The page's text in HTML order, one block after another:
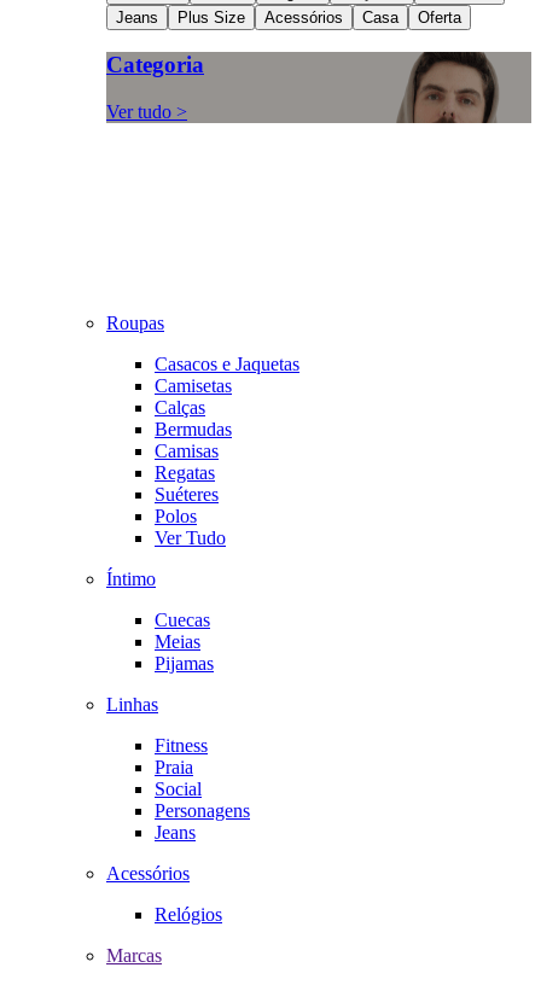
Jeans
Plus Size Acessórios Casa Oferta
Categoria
Ver tudo >
Roupas
Casacos e Jaquetas
Camisetas
Calças
Bermudas
Camisas
Regatas
Suéteres
Polos
Ver Tudo
Íntimo
Cuecas
Meias
Pijamas
Linhas
Fitness
Praia
Social
Personagens
Jeans
Acessórios
Relógios
Marcas